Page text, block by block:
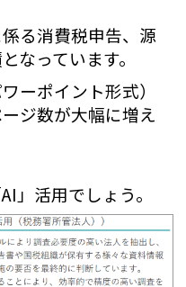
る消費税申告、源
なっています。
ーポイント形式）
ジ数が大幅に増え
」活用でしょう。